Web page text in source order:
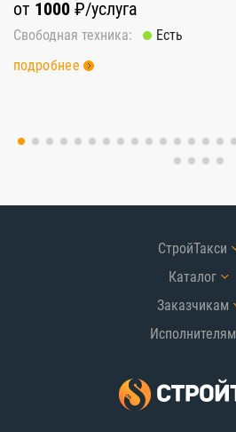
от 1000 ₽/услуга
Свободная техника:
Есть
подробнее
СтройТакси
Каталог
Заказчикам
Исполнителям